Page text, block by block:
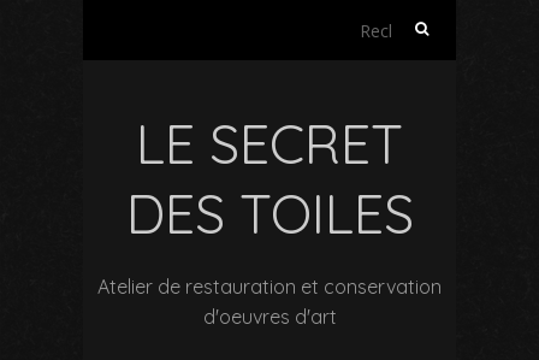
Rechercher :
LE SECRET
DES TOILES
Atelier de restauration et conservation
d'oeuvres d'art